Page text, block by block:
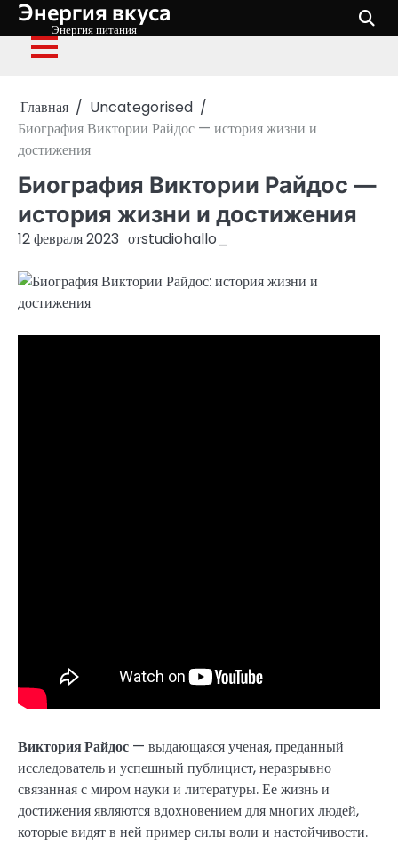
Перейти
содержимому
Энергия вкуса
Энергия питания
Главная
Uncategorised
Биография Виктории Райдос — история жизни и
достижения
Биография Виктории Райдос —
история жизни и достижения
12 февраля 2023 отstudiohallo_
Виктория Райдос — выдающаяся ученая, преданный
исследователь и успешный публицист, неразрывно
связанная с миром науки и литературы. Ее жизнь и
достижения являются вдохновением для многих людей,
которые видят в ней пример силы воли и настойчивости.